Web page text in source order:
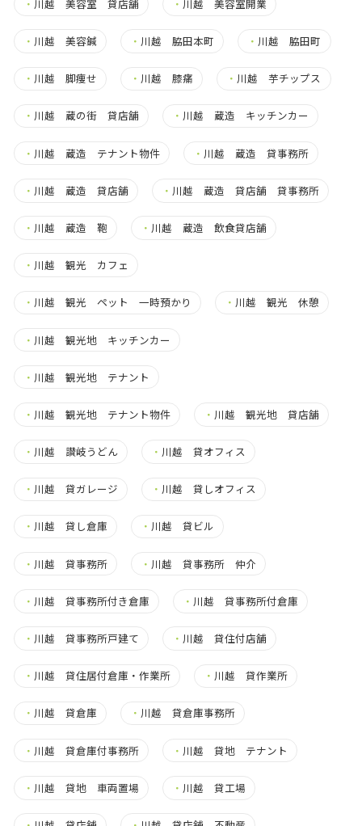
・ 川越 美容室 貸店舗 ・ 川越 美容室開業
・ 川越 美容鍼 ・ 川越 脇田本町 ・ 川越 脇田町
・ 川越 脚痩せ ・ 川越 膝痛 ・ 川越 芋チップス
・ 川越 蔵の街 貸店舗 ・ 川越 蔵造 キッチンカー
・ 川越 蔵造 テナント物件 ・ 川越 蔵造 貸事務所
・ 川越 蔵造 貸店舗 ・ 川越 蔵造 貸店舗 貸事務所
・ 川越 蔵造 鞄 ・ 川越 蔵造 飲食貸店舗
・ 川越 観光 カフェ
・ 川越 観光 ペット 一時預かり ・ 川越 観光 休憩
・ 川越 観光地 キッチンカー
・ 川越 観光地 テナント
・ 川越 観光地 テナント物件 ・ 川越 観光地 貸店舗
・ 川越 讃岐うどん ・ 川越 貸オフィス
・ 川越 貸ガレージ ・ 川越 貸しオフィス
・ 川越 貸し倉庫 ・ 川越 貸ビル
・ 川越 貸事務所 ・ 川越 貸事務所 仲介
・ 川越 貸事務所付き倉庫 ・ 川越 貸事務所付倉庫
・ 川越 貸事務所戸建て ・ 川越 貸住付店舗
・ 川越 貸住居付倉庫・作業所 ・ 川越 貸作業所
・ 川越 貸倉庫 ・ 川越 貸倉庫事務所
・ 川越 貸倉庫付事務所 ・ 川越 貸地 テナント
・ 川越 貸地 車両置場 ・ 川越 貸工場